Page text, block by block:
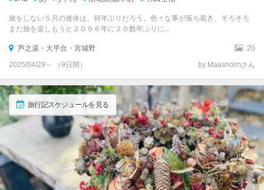
旅をしない５月の連休は、何年ぶりだろう。色々な事が落ち着き、そろそろ
また旅を楽しもうと２００６年に２０数年ぶりに...
芦之湯・大平台・宮城野
20
2025/04/29～ （9日間）
by Maasholmさん
旅行記スケジュールを見る